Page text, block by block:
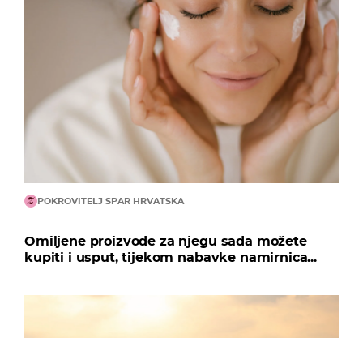
POKROVITELJ SPAR HRVATSKA
Omiljene proizvode za njegu sada možete
kupiti i usput, tijekom nabavke namirnica...